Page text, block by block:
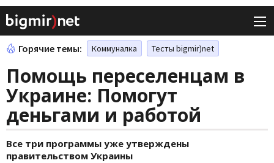
Горячие темы: Коммуналка Тесты bigmir)net
Помощь переселенцам в
Украине: Помогут
деньгами и работой
Все три программы уже утверждены
правительством Украины